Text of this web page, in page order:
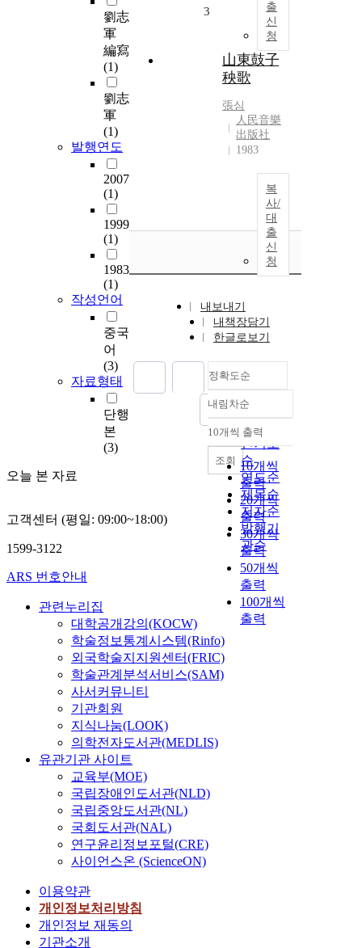
劉志
軍
編寫
(1)
劉志
軍
(1)
발행연도
2007
(1)
1999
(1)
1983
(1)
작성언어
중국
어
(3)
자료형태
단행
본
(3)
오늘 본 자료
출
신
청
3
山東鼓子
秧歌
張심
人民音樂
出版社
1983
복
사/
대
출
신
청
내보내기
내책장담기
한글로보기
정확도순
정확도
순
인기도
순
연도순
제목순
저자순
발행기
관순
내림차순
내림차순
10개씩 출력
10개씩
출력
20개씩
출력
30개씩
출력
50개씩
출력
100개씩
출력
조회
고객센터 (평일: 09:00~18:00)
1599-3122
ARS 번호안내
관련누리집
대학공개강의(KOCW)
학술정보통계시스템(Rinfo)
외국학술지지원센터(FRIC)
학술관계분석서비스(SAM)
사서커뮤니티
기관회원
지식나눔(LOOK)
의학전자도서관(MEDLIS)
유관기관 사이트
교육부(MOE)
국립장애인도서관(NLD)
국립중앙도서관(NL)
국회도서관(NAL)
연구윤리정보포털(CRE)
사이언스온 (ScienceON)
이용약관
개인정보처리방침
개인정보 재동의
기관소개